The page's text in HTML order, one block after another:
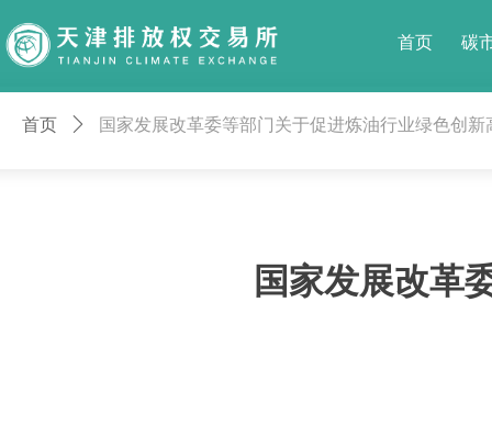
首页 碳
国家发展改革
首页 ꄲ 国家发展改革委等部门关于促进炼油行业绿色创